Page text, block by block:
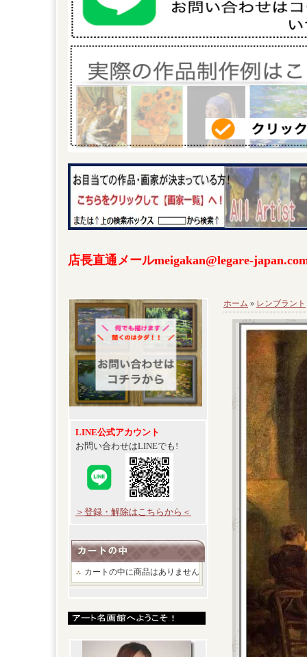
店長直通メールmeigakan@legare-
LINE公式アカウント
お問い合わせはLINEでも!
＞登録・解除はこちらから＜
カートの中に商品はありません
ホーム » レンブラント